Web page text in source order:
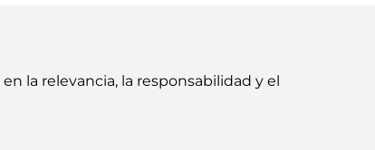
la relevancia, la responsabilidad y el